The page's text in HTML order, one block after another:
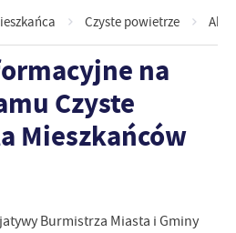
Czyste powietrze
na
Czyste
Mieszkańców
Burmistrza Miasta i Gminy